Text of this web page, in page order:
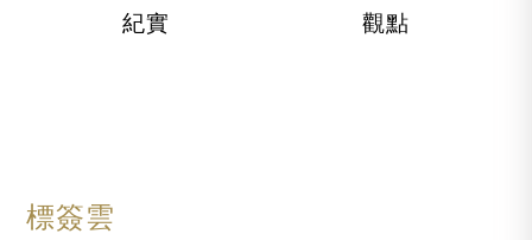
紀實 觀點
標簽雲